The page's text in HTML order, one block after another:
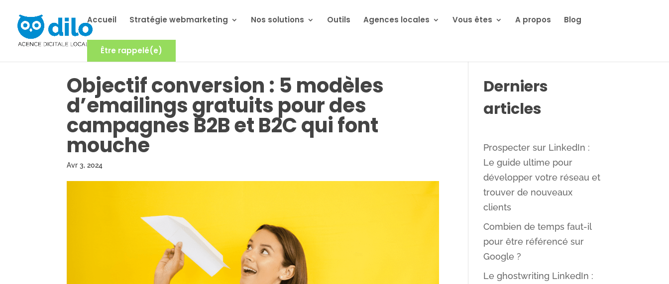
Accueil Stratégie webmarketing Nos solutions Outils Agences locales Vous êtes A propos Blog
Être rappelé(e)
Objectif conversion : 5 modèles
d’emailings gratuits pour des
campagnes B2B et B2C qui font
mouche
Avr 3, 2024
Derniers
articles
Prospecter sur LinkedIn :
Le guide ultime pour
développer votre réseau et
trouver de nouveaux
clients
Combien de temps faut-il
pour être référencé sur
Google ?
Le ghostwriting LinkedIn :